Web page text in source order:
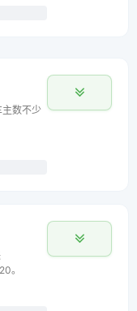
数不少
。